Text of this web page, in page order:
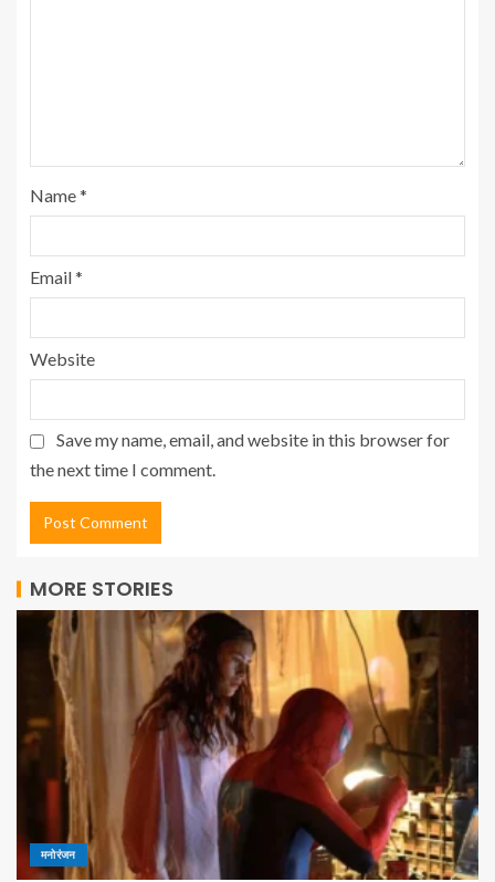
Name*
Email*
Website
Save my name, email, and website in this browser for
the next time I comment.
MORE STORIES
मनोरंजन